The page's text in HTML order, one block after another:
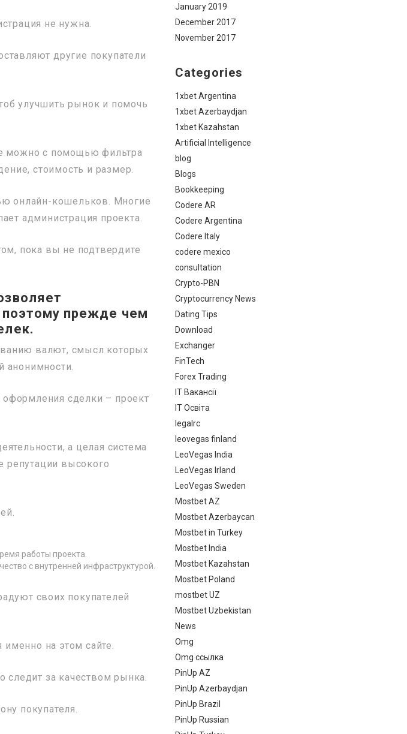
не нужна.
другие покупатели
улучшить рынок и помочь
можно с помощью фильтра
стоимость и размер.
онлайн-кошельков. Многие
администрация проекта.
пока вы не подтвердите
прежде чем
валют, смысл которых
анонимности.
сделки – проект
а целая система
репутации высокого
работы проекта.
с внутренней инфраструктурой.
своих покупателей
на этом сайте.
следит за качеством рынка.
покупателя.
January 2019
December 2017
November 2017
Categories
1xbet Argentina
1xbet Azerbaydjan
1xbet Kazahstan
Artificial Intelligence
blog
Blogs
Bookkeeping
Codere AR
Codere Argentina
Codere Italy
codere mexico
consultation
Crypto-PBN
Cryptocurrency News
Dating Tips
Download
Exchanger
FinTech
Forex Trading
IT Вакансії
IT Освіта
legalrc
leovegas finland
LeoVegas India
LeoVegas Irland
LeoVegas Sweden
Mostbet AZ
Mostbet Azerbaycan
Mostbet in Turkey
Mostbet India
Mostbet Kazahstan
Mostbet Poland
mostbet UZ
Mostbet Uzbekistan
News
Omg
Omg ссылка
PinUp AZ
PinUp Azerbaydjan
PinUp Brazil
PinUp Russian